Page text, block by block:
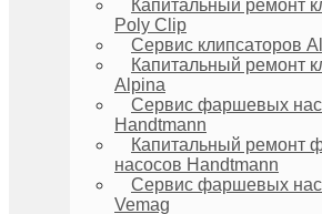
Капитальный ремонт
Poly Clip
Сервис клипсаторов
Капитальный ремонт
Alpina
Сервис фаршевых
Handtmann
Капитальный ремонт
насосов Handtmann
Сервис фаршевых
Vemag